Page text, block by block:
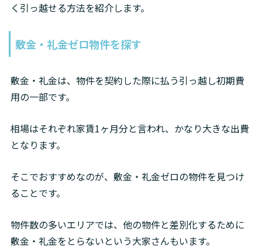
く引っ越せる方法を紹介します。
敷金・礼金ゼロ物件を探す
敷金・礼金は、物件を契約した際に払う引っ越し初期費
用の一部です。
相場はそれぞれ家賃1ヶ月分と言われ、かなり大きな出費
となります。
そこでおすすめなのが、敷金・礼金ゼロの物件を見つけ
ることです。
物件数の多いエリアでは、他の物件と差別化するために
敷金・礼金をとらないという大家さんもいます。